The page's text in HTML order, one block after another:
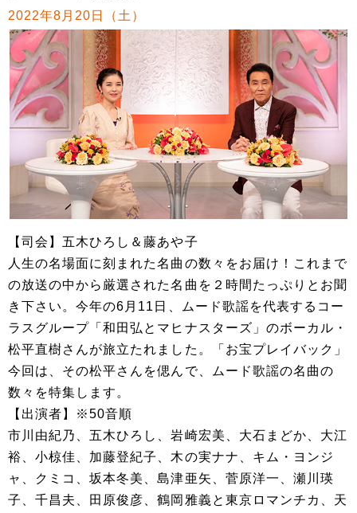
2022年8月20日（土）
【司会】五木ひろし＆藤あや子
人生の名場面に刻まれた名曲の数々をお届け！これまで
の放送の中から厳選された名曲を２時間たっぷりとお聞
き下さい。今年の6月11日、ムード歌謡を代表するコー
ラスグループ「和田弘とマヒナスターズ」のボーカル・
松平直樹さんが旅立たれました。「お宝プレイバック」
今回は、その松平さんを偲んで、ムード歌謡の名曲の
数々を特集します。
【出演者】※50音順
市川由紀乃、五木ひろし、岩崎宏美、大石まどか、大江
裕、小椋佳、加藤登紀子、木の実ナナ、キム・ヨンジ
ャ、クミコ、坂本冬美、島津亜矢、菅原洋一、瀬川瑛
子、千昌夫、田原俊彦、鶴岡雅義と東京ロマンチカ、天